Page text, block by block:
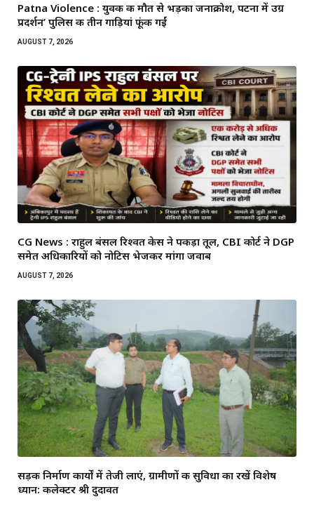
Patna Violence : युवक की मौत से भड़का जनाक्रोश, पटना में उग्र
प्रदर्शन’ पुलिस की तीन गाड़ियां फूंकी गईं
AUGUST 7, 2026
CG News : राहुल बंसल रिश्वत केस ने पकड़ा तूल, CBI कोर्ट ने DGP
समेत अधिकारियों को नोटिस भेजकर मांगा जवाब
AUGUST 7, 2026
सड़क निर्माण कार्यों में तेजी लाएं, ग्रामीणों की सुविधा का रखें विशेष
ध्यान: कलेक्टर श्री दुदावत